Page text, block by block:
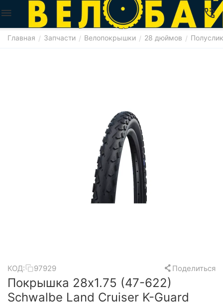
Главная / Запчасти / Велопокрышки / 28 дюймов /
КОД: 97929 Поделиться
Покрышка 28x1.75 (47-622)
Schwalbe Land Cruiser K-Guard